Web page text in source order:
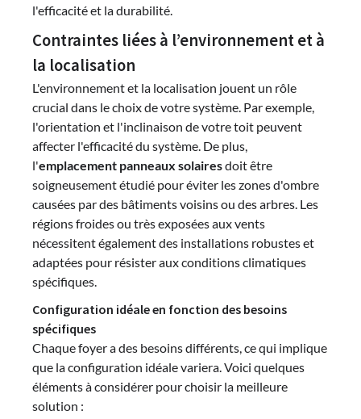
l'efficacité et la durabilité.
Contraintes liées à l’environnement et à
la localisation
L'environnement et la localisation jouent un rôle
crucial dans le choix de votre système. Par exemple,
l'orientation et l'inclinaison de votre toit peuvent
affecter l'efficacité du système. De plus,
l'emplacement panneaux solairesdoit être
soigneusement étudié pour éviter les zones d'ombre
causées par des bâtiments voisins ou des arbres. Les
régions froides ou très exposées aux vents
nécessitent également des installations robustes et
adaptées pour résister aux conditions climatiques
spécifiques.
Configuration idéale en fonction des besoins
spécifiques
Chaque foyer a des besoins différents, ce qui implique
que la configuration idéale variera. Voici quelques
éléments à considérer pour choisir la meilleure
solution :